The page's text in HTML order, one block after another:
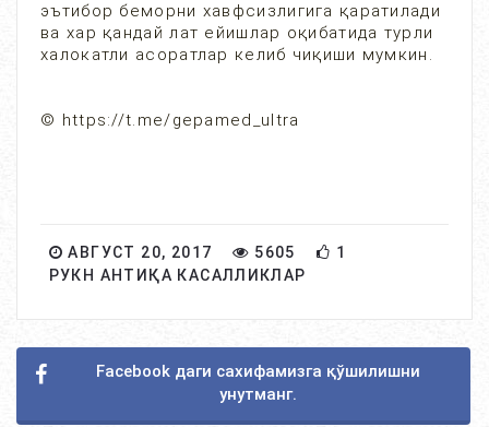
эътибор беморни хавфсизлигига қаратилади
ва хар қандай лат ейишлар оқибатида турли
халокатли асоратлар келиб чиқиши мумкин.
© https://t.me/gepamed_ultra
АВГУСТ 20, 2017 5605
1
РУКН АНТИҚА КАСАЛЛИКЛАР
Facebook даги сахифамизга қўшилишни
унутманг.